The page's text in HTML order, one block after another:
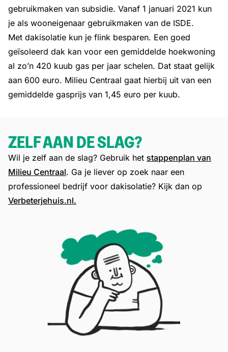
gebruikmaken van subsidie. Vanaf 1 januari 2021 kun
je als wooneigenaar gebruikmaken van de ISDE.
Met dakisolatie kun je flink besparen. Een goed
geïsoleerd dak kan voor een gemiddelde hoekwoning
al zo’n 420 kuub gas per jaar schelen. Dat staat gelijk
aan 600 euro. Milieu Centraal gaat hierbij uit van een
gemiddelde gasprijs van 1,45 euro per kuub.
ZELF AAN DE SLAG?
Wil je zelf aan de slag? Gebruik het stappenplan van
Milieu Centraal. Ga je liever op zoek naar een
professioneel bedrijf voor dakisolatie? Kijk dan op
Verbeterjehuis.nl.